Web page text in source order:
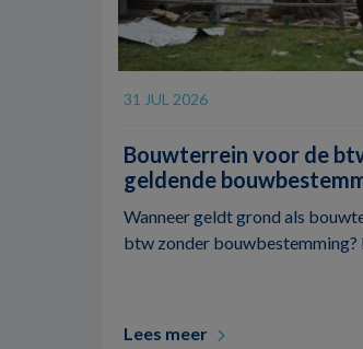
31 JUL 2026
Bouwterrein voor de
geldende
Wanneer geldt grond als
btw zonder bouwbestemming?
Lees meer